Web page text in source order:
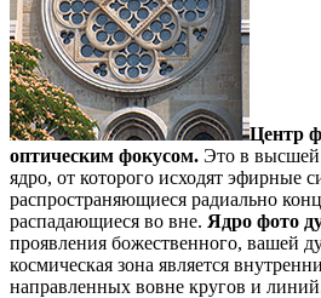
Центр
оптическим фокусом. Это в высшей
ядро, от которого исходят эфирные
распространяющиеся радиально
распадающиеся во вне. Ядро фото
проявления божественного, вашей
космическая зона является
направленных вовне кругов и